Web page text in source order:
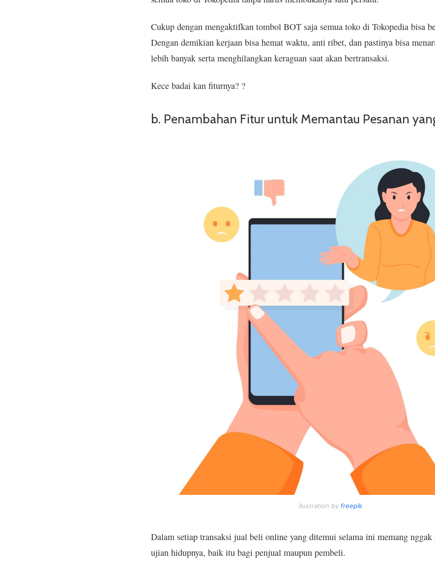
Cukup dengan mengaktifkan tombol BOT saja semua toko di Tokopedia bisa
Dengan demikian kerjaan bisa hemat waktu, anti ribet, dan pastinya bisa
lebih banyak serta menghilangkan keraguan saat akan bertransaksi.
Kece badai kan fiturnya? ?
b. Penambahan Fitur untuk Memantau Pesanan
Ilustration by freepik
Dalam setiap transaksi jual beli online yang ditemui selama ini memang nggak
ujian hidupnya, baik itu bagi penjual maupun pembeli.